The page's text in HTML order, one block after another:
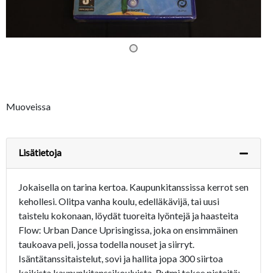
Muoveissa
Lisätietoja
Jokaisella on tarina kertoa. Kaupunkitanssissa kerrot sen
kehollesi. Olitpa vanha koulu, edelläkävijä, tai uusi
taistelu kokonaan, löydät tuoreita lyöntejä ja haasteita
Flow: Urban Dance Uprisingissa, joka on ensimmäinen
taukoava peli, jossa todella nouset ja siirryt.
Isäntätanssitaistelut, sovi ja hallita jopa 300 siirtoa